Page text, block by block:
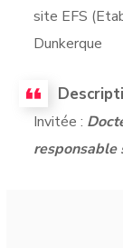
site EFS
Dunkerque
Invitée :
responsable